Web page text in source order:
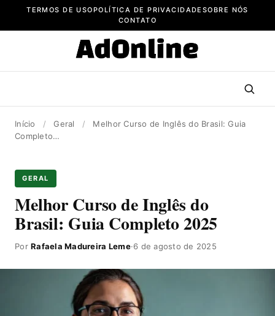
TERMOS DE USOPOLÍTICA DE PRIVACIDADE SOBRE NÓS
CONTATO
Início / Geral /
Melhor Curso de Inglês do Brasil: Guia
Completo…
GERAL
Melhor Curso de Inglês do
Brasil: Guia Completo 2025
PorRafaela Madureira Leme·6 de agosto de 2025